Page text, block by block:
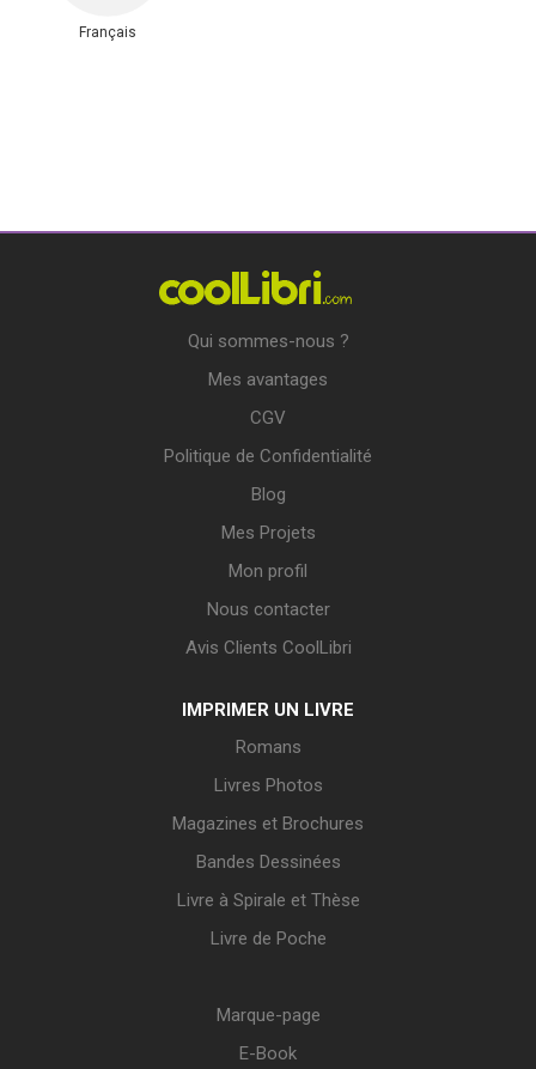
Français
Qui sommes-nous ?
Mes avantages
CGV
Politique de Confidentialité
Blog
Mes Projets
Mon profil
Nous contacter
Avis Clients CoolLibri
IMPRIMER UN LIVRE
Romans
Livres Photos
Magazines et Brochures
Bandes Dessinées
Livre à Spirale et Thèse
Livre de Poche
Marque-page
E-Book